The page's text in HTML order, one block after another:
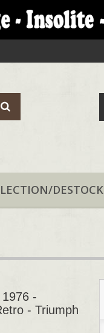
DESTOCK
-
- Triumph